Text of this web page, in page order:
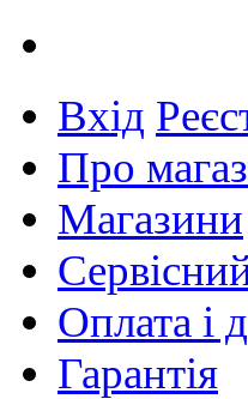
Вхід
Про
Магазини
Оплата і
Гарантія